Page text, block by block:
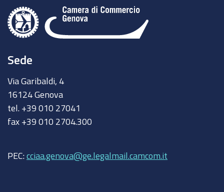
Sede
Via Garibaldi, 4
16124 Genova
tel. +39 010 27041
fax +39 010 2704.300
PEC: cciaa.genova@ge.legalmail.camcom.it